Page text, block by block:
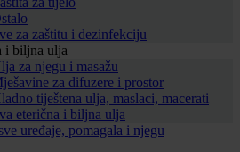
za zaštitu i dezinfekciju
i biljna ulja
za njegu i masažu
za difuzere i prostor
tiještena ulja, maslaci, macerati
eterična i biljna ulja
uređaje, pomagala i njegu